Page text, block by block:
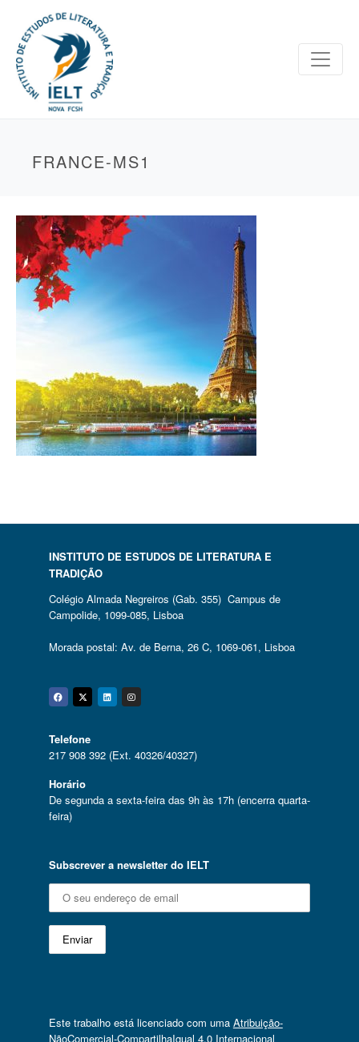
FRANCE-MS1
INSTITUTO DE ESTUDOS DE LITERATURA E
TRADIÇÃO
Colégio Almada Negreiros (Gab. 355) Campus de
Campolide, 1099-085, Lisboa
Morada postal: Av. de Berna, 26 C, 1069-061, Lisboa
Facebook
Twitter
Linkedin
Instagram
Telefone
217 908 392 (Ext. 40326/40327)
Horário
De segunda a sexta-feira das 9h às 17h (encerra quarta-
feira)
Subscrever a newsletter do IELT
Este trabalho está licenciado com uma Atribuição-
NãoComercial-CompartilhaIgual 4.0 Internacional